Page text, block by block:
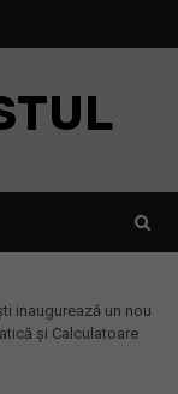
inaugurează un nou
și Calculatoare